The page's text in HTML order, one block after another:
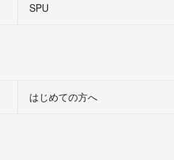
SPU
はじめての方へ